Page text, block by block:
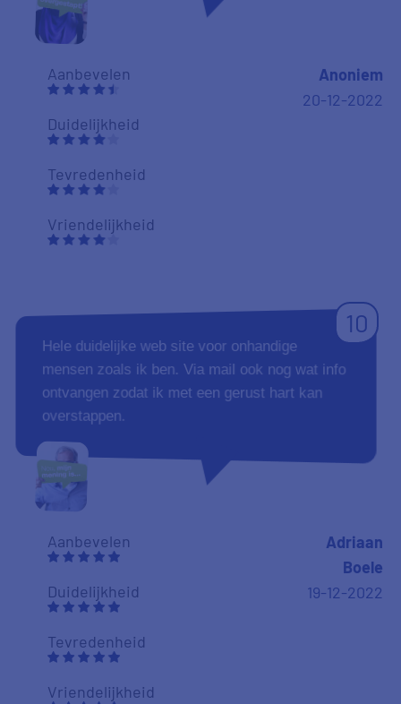
Aanbevelen
Duidelijkheid
Tevredenheid
Vriendelijkheid
Anoniem
20-12-2022
10
Hele duidelijke web site voor onhandige
mensen zoals ik ben. Via mail ook nog wat info
ontvangen zodat ik met een gerust hart kan
overstappen.
Aanbevelen
Duidelijkheid
Tevredenheid
Vriendelijkheid
Adriaan
Boele
19-12-2022